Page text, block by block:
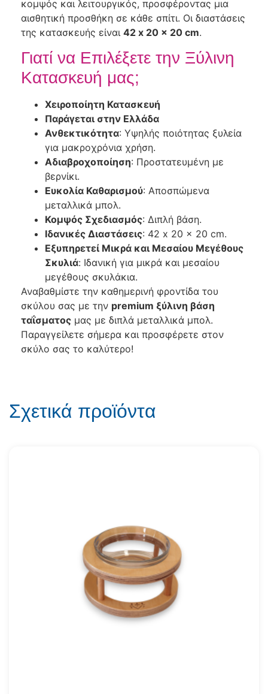
κομψός και λειτουργικός, προσφέροντας μια
αισθητική προσθήκη σε κάθε σπίτι. Οι διαστάσεις
της κατασκευής είναι 42 x 20 x 20 cm.
Γιατί να Επιλέξετε την Ξύλινη
Κατασκευή μας;
Χειροποίητη Κατασκευή
Παράγεται στην Ελλάδα
Ανθεκτικότητα: Υψηλής ποιότητας ξυλεία
για μακροχρόνια χρήση.
Αδιαβροχοποίηση: Προστατευμένη με
βερνίκι.
Ευκολία Καθαρισμού: Αποσπώμενα
μεταλλικά μπολ.
Κομψός Σχεδιασμός: Διπλή βάση.
Ιδανικές Διαστάσεις: 42 x 20 x 20 cm.
Εξυπηρετεί Μικρά και Μεσαίου Μεγέθους
Σκυλιά: Ιδανική για μικρά και μεσαίου
μεγέθους σκυλάκια.
Αναβαθμίστε την καθημερινή φροντίδα του
σκύλου σας με την premium ξύλινη βάση
ταΐσματος μας με διπλά μεταλλικά μπολ.
Παραγγείλετε σήμερα και προσφέρετε στον
σκύλο σας το καλύτερο!
Σχετικά προϊόντα